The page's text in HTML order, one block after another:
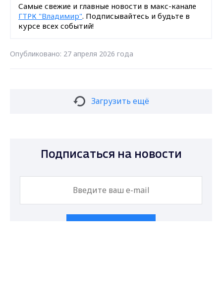
Самые свежие и главные новости в макс-канале
ГТРК "Владимир". Подписывайтесь и будьте в
курсе всех событий!
Опубликовано: 27 апреля 2026 года
Загрузить ещё
Подписаться на новости